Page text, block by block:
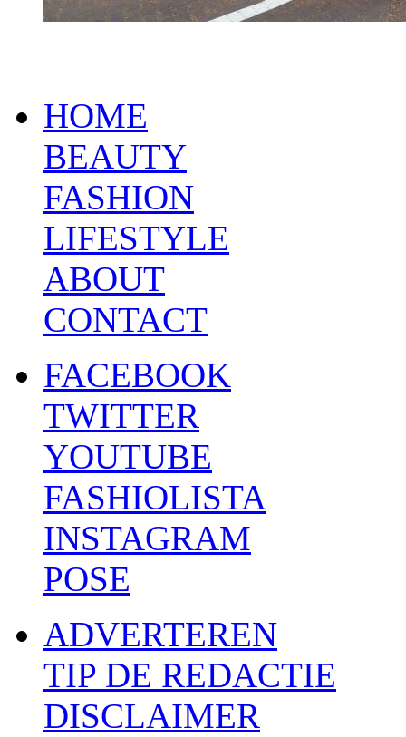
HOME
BEAUTY
FASHION
LIFESTYLE
ABOUT
CONTACT
FACEBOOK
TWITTER
YOUTUBE
FASHIOLISTA
INSTAGRAM
POSE
ADVERTEREN
TIP DE REDACTIE
DISCLAIMER